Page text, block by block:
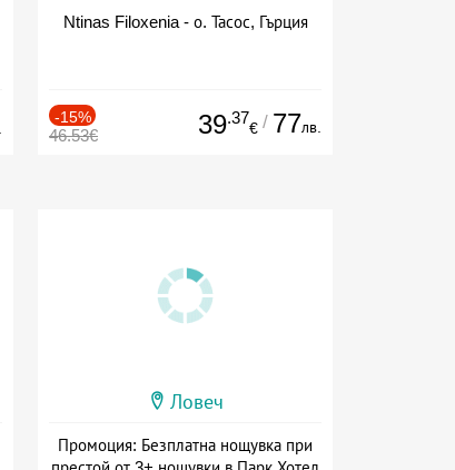
Ntinas Filoxenia - о. Тасос, Гърция
-15%
46.53€ 39.37
€ / 77лв.
Ловеч
Промоция: Безплатна нощувка при